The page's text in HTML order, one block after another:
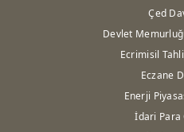
Çed
Devlet
Ecrimisil
Eczane
Enerji
İdari Para